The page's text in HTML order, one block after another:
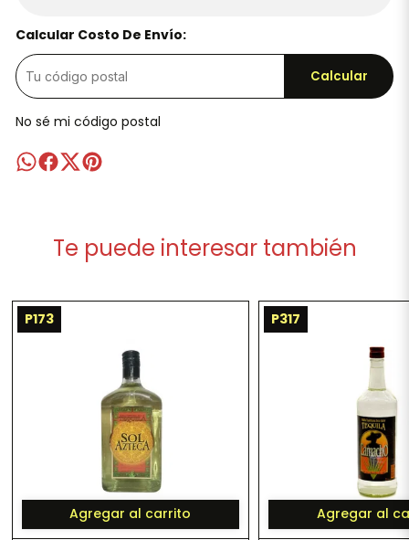
Calcular Costo De Envío:
Calcular
No sé mi código postal
Te puede interesar también
P173
Agregar al carrito
P317
Agregar al